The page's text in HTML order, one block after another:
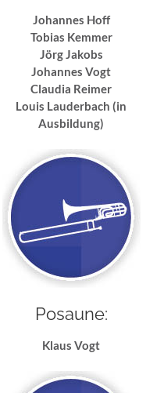
Johannes Hoff
Tobias Kemmer
Jörg Jakobs
Johannes Vogt
Claudia Reimer
Louis Lauderbach (in
Ausbildung)
Posaune:
Klaus Vogt